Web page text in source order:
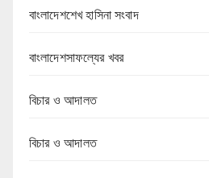
বাংলাদেশশেখ হাসিনা সংবাদ
বাংলাদেশসাফল্যের খবর
বিচার ও আদালত
বিচার ও আদালত